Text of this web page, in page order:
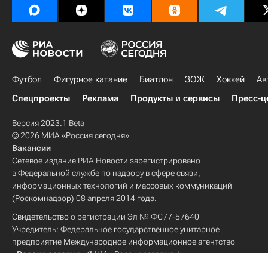
Футбол Фигурное катание Биатлон ЗОЖ Хоккей
Спецпроекты
Реклама Продукты и сервисы Пресс-
Версия 2023.1 Beta
© 2026 МИА «Россия сегодня»
Вакансии
Сетевое издание РИА Новости зарегистрировано
в Федеральной службе по надзору в сфере связи,
информационных технологий и массовых коммуникаций
(Роскомнадзор) 08 апреля 2014 года.
Свидетельство о регистрации Эл № ФС77-57640
Учредитель: Федеральное государственное унитарное
предприятие Международное информационное агентство